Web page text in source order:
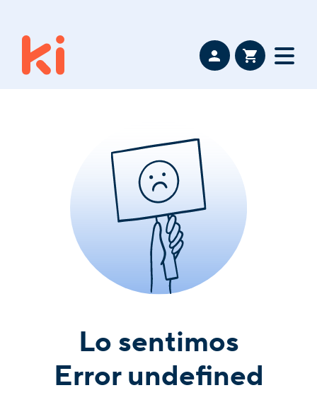
Lo sentimos
Error undefined